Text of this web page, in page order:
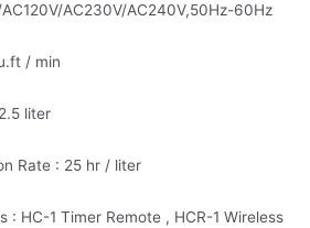
AC230V/AC240V,50Hz-60Hz
/ min
liter
Rate : 25 hr / liter
: HC-1 Timer Remote , HCR-1 Wireless